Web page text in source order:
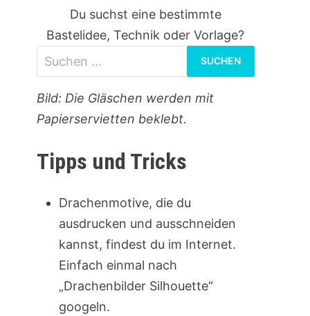
Du suchst eine bestimmte
Bastelidee, Technik oder Vorlage?
nach:
Bild: Die Gläschen werden mit
Papierservietten beklebt.
Tipps und Tricks
Drachenmotive, die du
ausdrucken und ausschneiden
kannst, findest du im Internet.
Einfach einmal nach
„Drachenbilder Silhouette“
googeln.